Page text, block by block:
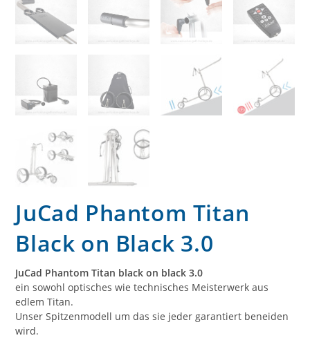
JuCad Phantom Titan
Black on Black 3.0
JuCad Phantom Titan black on black 3.0
ein sowohl optisches wie technisches Meisterwerk aus
edlem Titan.
Unser Spitzenmodell um das sie jeder garantiert beneiden
wird.